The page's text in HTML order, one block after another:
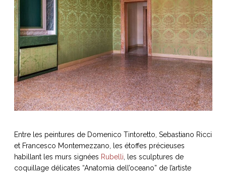
Entre les peintures de Domenico Tintoretto, Sebastiano Ricci
et Francesco Montemezzano, les étoffes précieuses
habillant les murs signées Rubelli, les sculptures de
coquillage délicates “Anatomia dell’oceano” de l’artiste